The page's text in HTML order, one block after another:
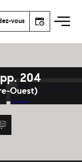
vous
204
Ouest)